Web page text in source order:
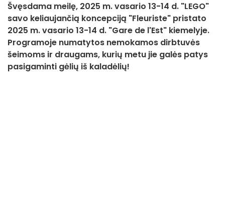
Švęsdama meilę, 2025 m. vasario 13-14 d. "LEGO"
savo keliaujančią koncepciją "Fleuriste" pristato
2025 m. vasario 13-14 d. "Gare de l'Est" kiemelyje.
Programoje numatytos nemokamos dirbtuvės
šeimoms ir draugams, kurių metu jie galės patys
pasigaminti gėlių iš kaladėlių!